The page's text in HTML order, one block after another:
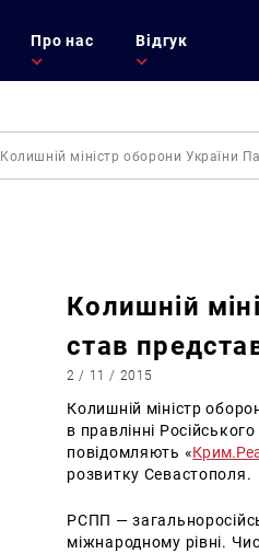
Про нас Відгук
Колишній міністр оборони України
Колишній
став
2 / 11 / 2015
Колишній міністр
в правлінні
повідомляють «
розвитку Севастополя.
РСПП —
міжнародному рівні.